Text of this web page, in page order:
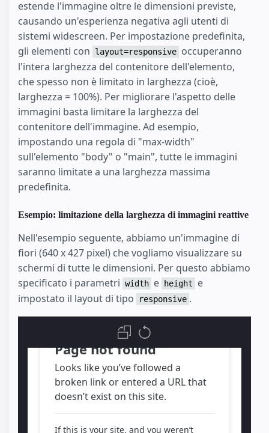
estende l'immagine oltre le dimensioni previste,
causando un'esperienza negativa agli utenti di
sistemi widescreen. Per impostazione predefinita,
gli elementi con
layout=responsive occuperanno
l'intera larghezza del contenitore dell'elemento,
che spesso non è limitato in larghezza (cioè,
larghezza = 100%). Per migliorare l'aspetto delle
immagini basta limitare la larghezza del
contenitore dell'immagine. Ad esempio,
impostando una regola di "max-width"
sull'elemento "body" o "main", tutte le immagini
saranno limitate a una larghezza massima
predefinita.
Esempio: limitazione della larghezza di immagini reattive
Nell'esempio seguente, abbiamo un'immagine di
fiori (640 x 427 pixel) che vogliamo visualizzare su
schermi di tutte le dimensioni. Per questo abbiamo
specificato i parametri width e height
e
impostato il layout di tipo
responsive .